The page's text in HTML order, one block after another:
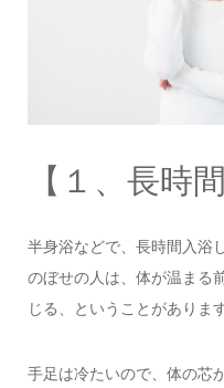
【１、長時
半身浴などで、長時間入浴
のぼせの人は、体が温まる
じる、ということがあります
手足は冷たいので、体の芯